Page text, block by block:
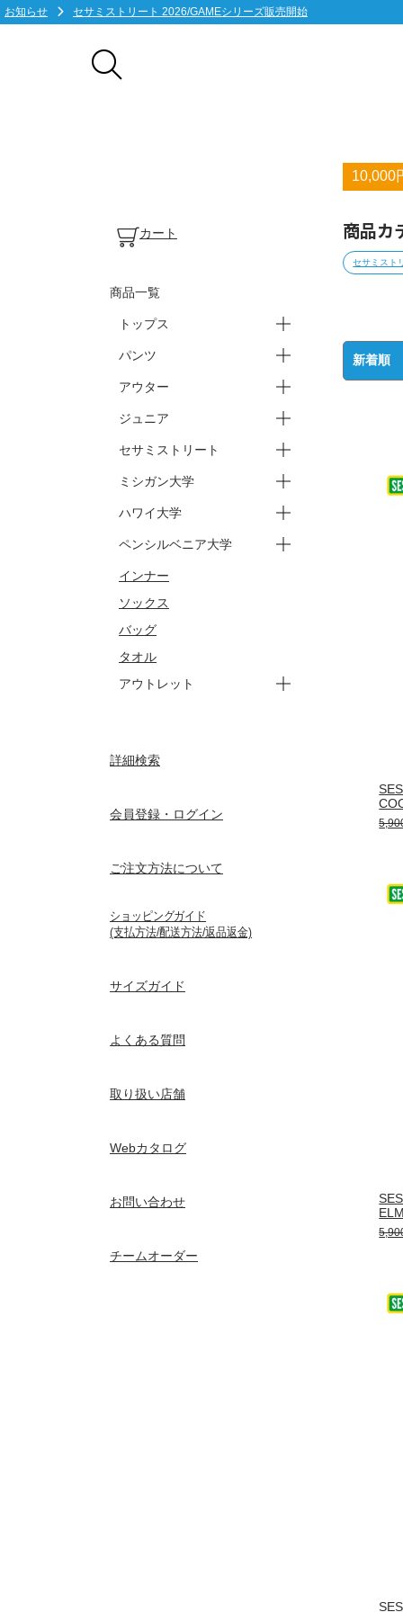
お知らせ セサミストリート 2026/GAMEシリーズ販売開始
カート
商品一覧
トップス
ーTシャツ・ポロシャツ
ータンクトップ・ノースリ
ースウェット・パーカー
パンツ
アウター
ジュニア
セサミストリート
ージュニア トップス
ージュニア パンツ
ースウェット
ーバッグ
ータオル
ミシガン大学
ハワイ大学
ペンシルベニア大学
インナー
ソックス
バッグ
タオル
アウトレット
ス
ーセサミストリート パンツ
ーセサミストリート ジュニ
ーセサミストリート ジュニ
詳細検索
会員登録・ログイン
ご注文方法について
ショッピングガイド
(支払方法/配送方法/返品返金)
サイズガイド
よくある質問
取り扱い店舗
Webカタログ
お問い合わせ
チームオーダー
10,000
商品カ
セサミスト